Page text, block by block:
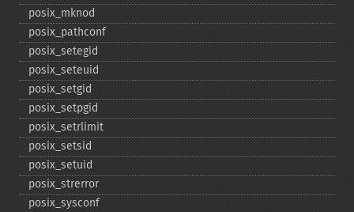
posix_​mknod
posix_​pathconf
posix_​setegid
posix_​seteuid
posix_​setgid
posix_​setpgid
posix_​setrlimit
posix_​setsid
posix_​setuid
posix_​strerror
posix_​sysconf